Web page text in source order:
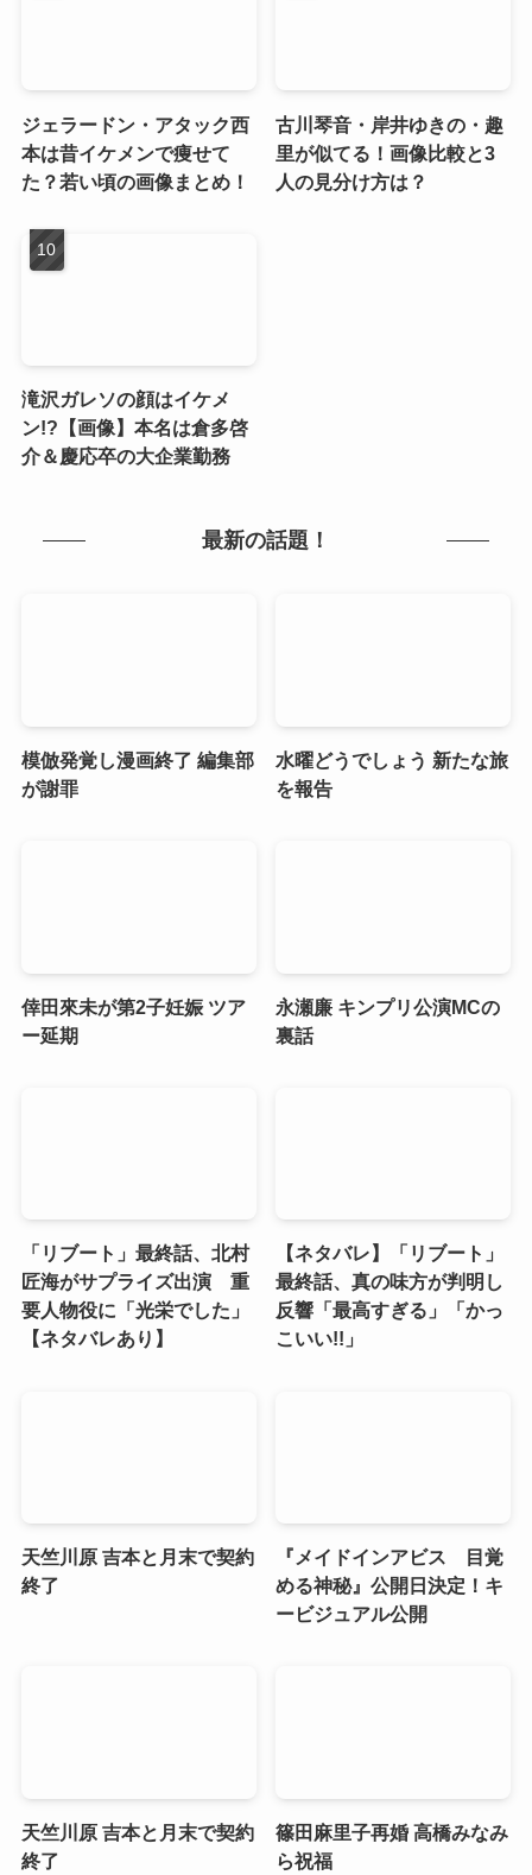
ジェラードン・アタック西
本は昔イケメンで痩せて
た？若い頃の画像まとめ！
古川琴音・岸井ゆきの・趣
里が似てる！画像比較と3
人の見分け方は？
滝沢ガレソの顔はイケメ
ン!?【画像】本名は倉多啓
介＆慶応卒の大企業勤務
最新の話題！
模倣発覚し漫画終了 編集部
が謝罪
水曜どうでしょう 新たな旅
を報告
倖田來未が第2子妊娠 ツア
ー延期
永瀬廉 キンプリ公演MCの
裏話
「リブート」最終話、北村
匠海がサプライズ出演 重
要人物役に「光栄でした」
【ネタバレあり】
【ネタバレ】「リブート」
最終話、真の味方が判明し
反響「最高すぎる」「かっ
こいい!!」
天竺川原 吉本と月末で契約
終了
『メイドインアビス 目覚
める神秘』公開日決定！キ
ービジュアル公開
天竺川原 吉本と月末で契約
終了
篠田麻里子再婚 高橋みなみ
ら祝福